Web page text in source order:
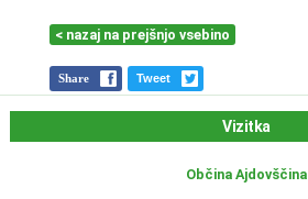
< nazaj na prejšnjo vsebino
Share Tweet
Vizitka
Občina Ajdovščina